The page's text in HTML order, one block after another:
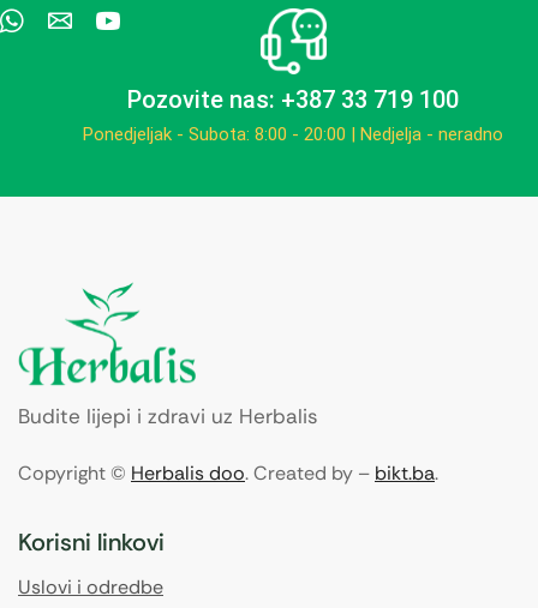
Pozovite nas: +387 33 719 100
Ponedjeljak - Subota: 8:00 - 20:00 | Nedjelja - neradno
Budite lijepi i zdravi uz Herbalis
Copyright © Herbalis doo. Created by – bikt.ba.
Korisni linkovi
Uslovi i odredbe